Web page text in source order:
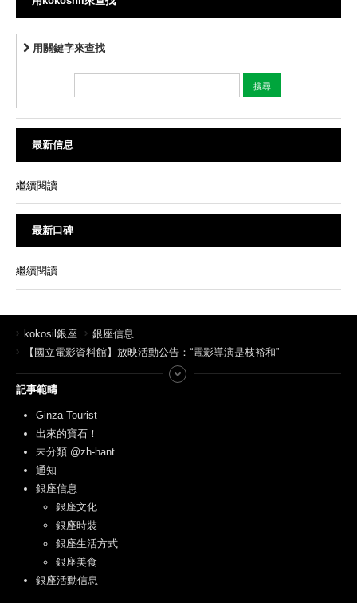
用關鍵字來查找
最新信息
繼續閱讀
最新口碑
繼續閱讀
kokosil銀座
銀座信息
【國立電影資料館】放映活動公告：“電影導演是枝裕和”
記事範疇
Ginza Tourist
出來的寶石！
未分類 @zh-hant
通知
銀座信息
銀座文化
銀座時裝
銀座生活方式
銀座美食
銀座活動信息